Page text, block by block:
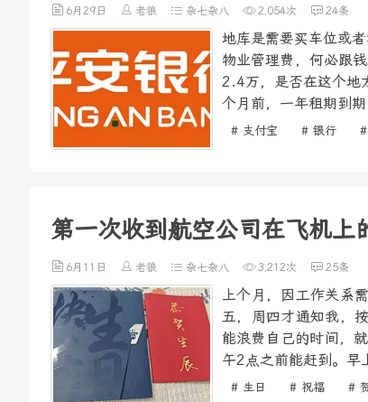
6月29日 老狼 杂七杂八 2,054次 24条
地库是需要买车位或
物业管理费，何必跟
2.4万，是否在这个地
个月前，一年租期到
# 支付宝 # 银行
第一次收到航空公司在飞机
6月11日 老狼 杂七杂八 3,212次 25条
上个月，因工作关系
五，周四才通知我，
能浪费自己的时间，
午2点之前能赶到。早
# 生日 # 祝福 #